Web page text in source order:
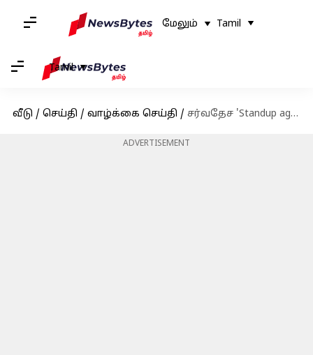
மேலும் Tamil
Tamil
வீடு / செய்தி / வாழ்க்கை செய்தி / சர்வதேச 'Standup against Bullying' தினம்: ஆண்டுதோறும் இரண்டு முறை கொண்டாடப்படுவது எதனால்?
ADVERTISEMENT